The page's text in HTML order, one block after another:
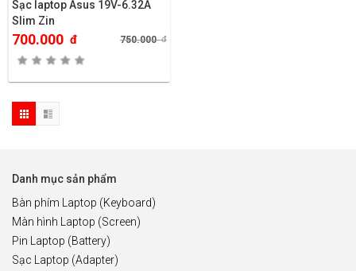
Sạc laptop Asus 19V-6.32A
Slim Zin
700.000 đ 750.000đ
Danh mục sản phẩm
Bàn phím Laptop (Keyboard)
Màn hình Laptop (Screen)
Pin Laptop (Battery)
Sạc Laptop (Adapter)